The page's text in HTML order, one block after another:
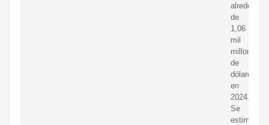
alrededor
de
1,06
mil
millones
de
dólares
en
2024.
Se
estima